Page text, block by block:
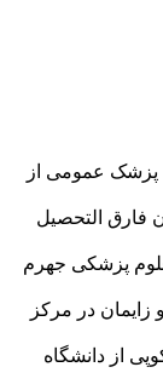
در سال ۱۳۷۱ به عنوان پزشک عمومی از
فارق التحصیل
دانشگاه علوم پزشکی جهرم
و زایمان در مرکز
از دانشگاه